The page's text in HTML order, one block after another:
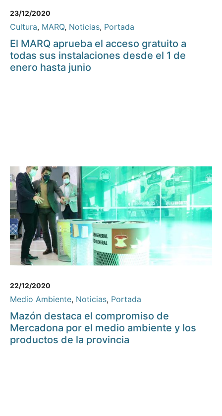
23/12/2020
Cultura, MARQ, Noticias, Portada
El MARQ aprueba el acceso gratuito a
todas sus instalaciones desde el 1 de
enero hasta junio
22/12/2020
Medio Ambiente, Noticias, Portada
Mazón destaca el compromiso de
Mercadona por el medio ambiente y los
productos de la provincia